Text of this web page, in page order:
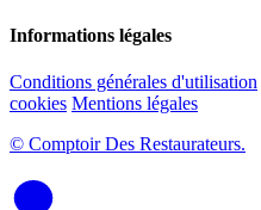
Informations légales
Conditions générales d'utilisation
cookies Mentions légales
© Comptoir Des Restaurateurs.